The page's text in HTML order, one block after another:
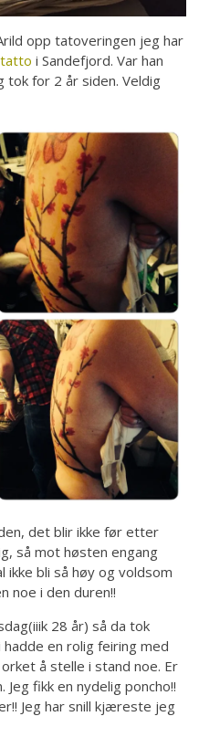
opp tatoveringen jeg har
i Sandefjord. Var han
tok for 2 år siden. Veldig
det blir ikke før etter
så mot høsten engang
bli så høy og voldsom
noe i den duren!!
28 år) så da tok
en rolig feiring med
å stelle i stand noe. Er
fikk en nydelig poncho!!
Jeg har snill kjæreste jeg